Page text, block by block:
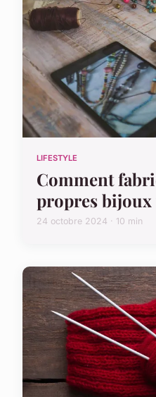
LIFESTYLE
Comment
propres bijoux
24 octobre 2024 · 10 min